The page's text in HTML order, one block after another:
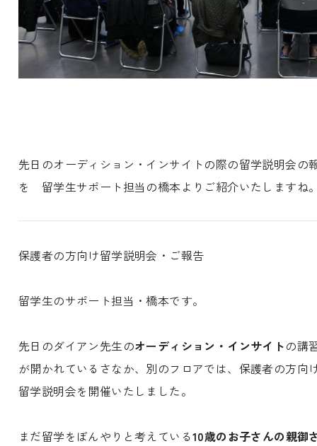
先日のオーディション・インサイトの際の留学説明会の
を 留学生サポート担当の橋本よりご紹介いたしますね
保護者の方向け留学説明会・ご報告
留学生のサポート担当・橋本です。
先日のダイアン先生のオーディション・インサイトの講
が開かれているさなか、別のフロアでは、保護者の方向
留学説明会を開催いたしました。
まだ留学をぼんやりと考えている10歳のお子さんの親御